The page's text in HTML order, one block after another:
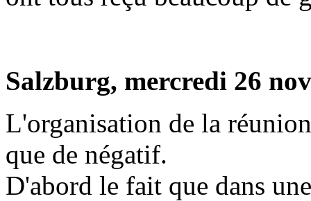
Salzburg, mercredi 26
L'organisation de la
que de négatif.
D'abord le fait que dans